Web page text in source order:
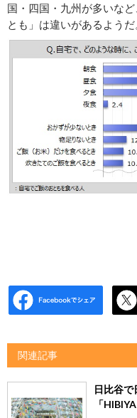
国・四国・九州が多いな
とも」は違いがあるようだ
関連記事
日比谷
「